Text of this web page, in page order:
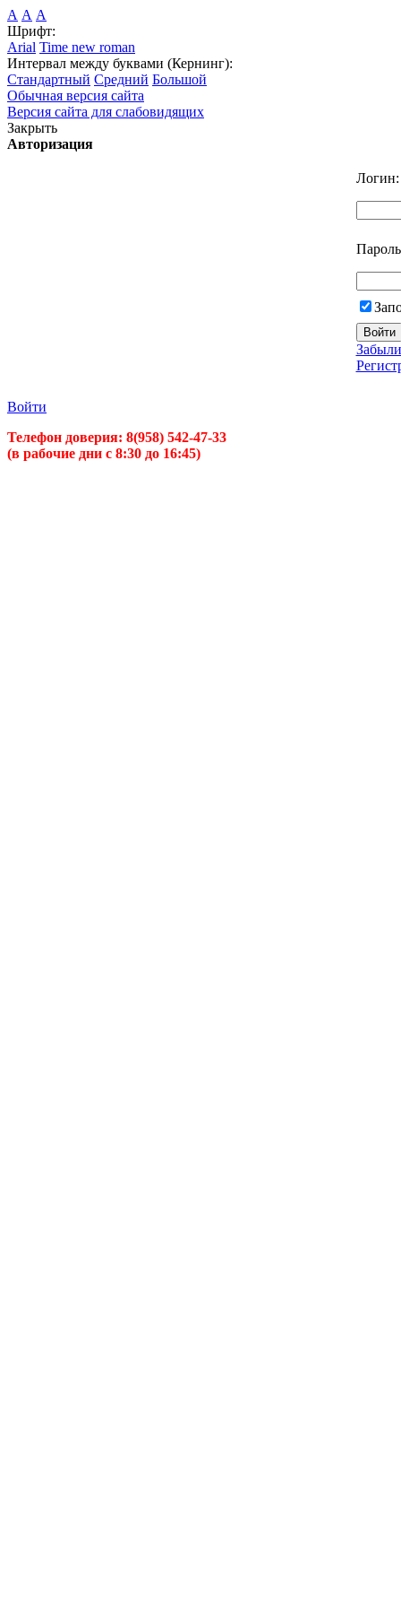
А А А
Шрифт:
Arial Time new roman
Интервал между буквами (Кернинг):
Стандартный Средний Большой
Обычная версия сайта
Версия сайта для слабовидящих
Закрыть
Авторизация
Логин:
Войти
Телефон доверия: 8(958) 542-47-33
(в рабочие дни с 8:30 до 16:45)